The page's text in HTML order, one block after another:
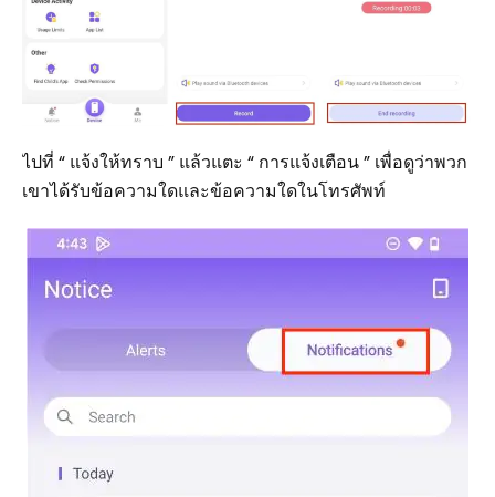
ไปที่ “ แจ้งให้ทราบ ” แล้วแตะ “ การแจ้งเตือน ” เพื่อดูว่าพวก
เขาได้รับข้อความใดและข้อความใดในโทรศัพท์